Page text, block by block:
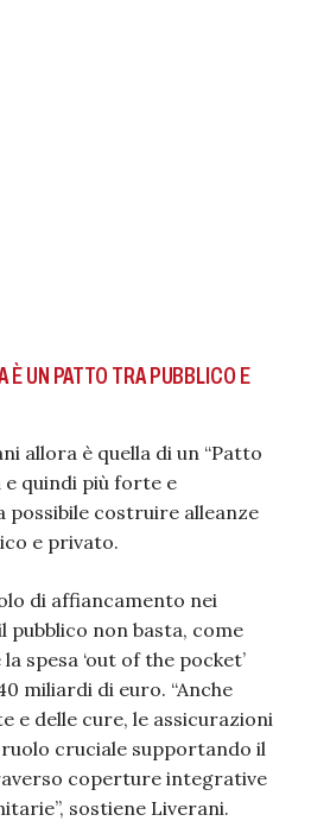
È UN PATTO TRA PUBBLICO E
allora è quella di un “Patto
quindi più forte e
possibile costruire alleanze
e privato.
di affiancamento nei
non basta, come
spesa ‘out of the pocket’
miliardi di euro. “Anche
e delle cure, le assicurazioni
cruciale supportando il
coperture integrative
sostiene Liverani.